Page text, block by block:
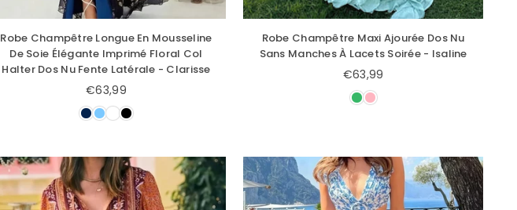
Robe Champêtre Longue En Mousseline
De Soie Élégante Imprimé Floral Col
Halter Dos Nu Fente Latérale - Clarisse
Prix
régulier
€63,99
Robe Champêtre Maxi Ajourée Dos Nu
Sans Manches À Lacets Soirée - Isaline
Prix
régulier
€63,99